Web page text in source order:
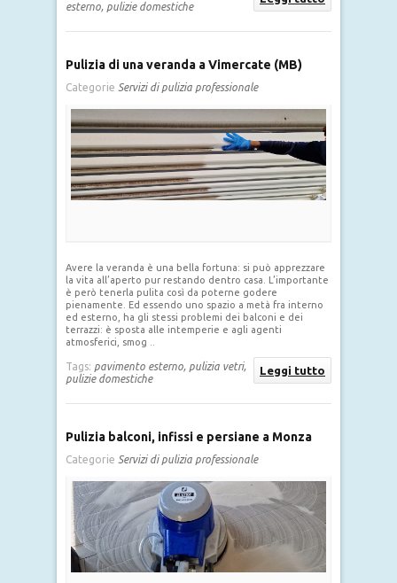
esterno, pulizie domestiche
Pulizia di una veranda a Vimercate (MB)
Categorie Servizi di pulizia professionale
Avere la veranda è una bella fortuna: si può apprezzare
la vita all’aperto pur restando dentro casa. L’importante
è però tenerla pulita così da poterne godere
pienamente. Ed essendo uno spazio a metà fra interno
ed esterno, ha gli stessi problemi dei balconi e dei
terrazzi: è sposta alle intemperie e agli agenti
atmosferici, smog ..
Leggi tutto
Tags: pavimento esterno, pulizia vetri,
pulizie domestiche
Pulizia balconi, infissi e persiane a Monza
Categorie Servizi di pulizia professionale